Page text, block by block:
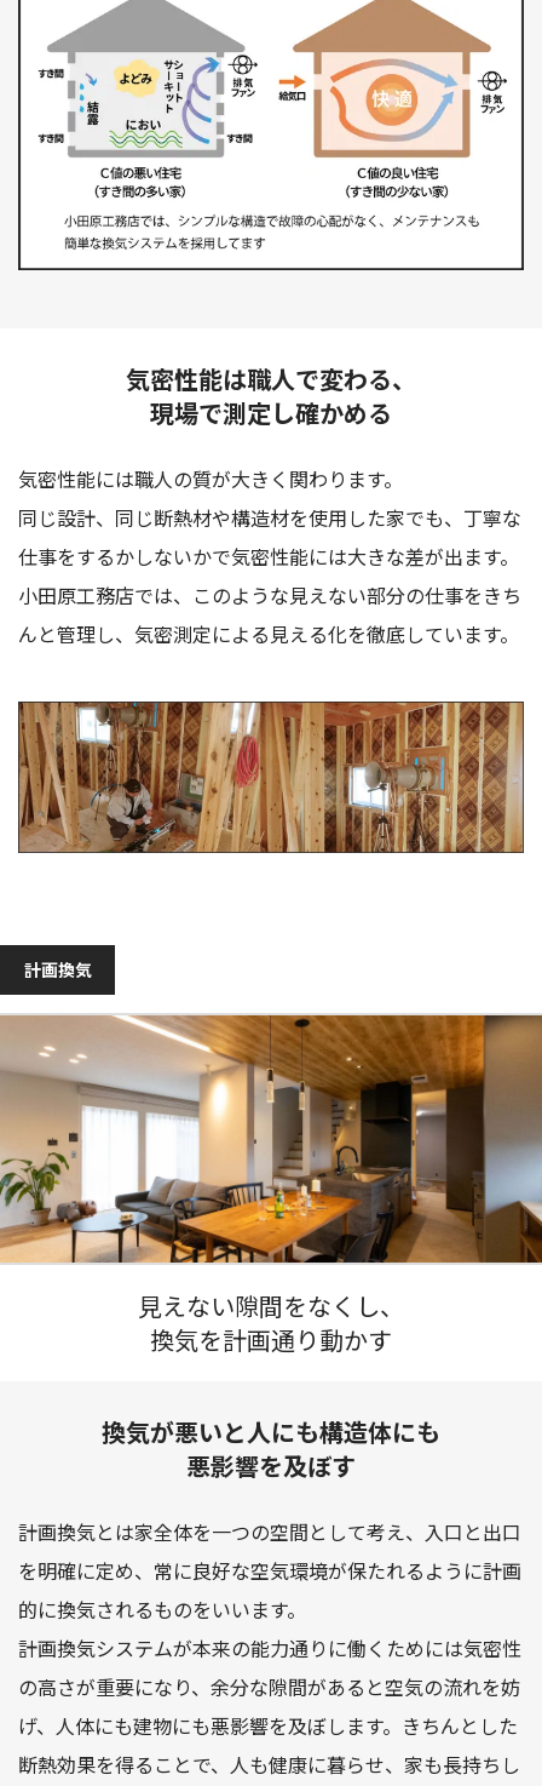
気密性能は職人で変わる、
現場で測定し確かめる
気密性能には職人の質が大きく関わります。
同じ設計、同じ断熱材や構造材を使用した家でも、丁寧な
仕事をするかしないかで気密性能には大きな差が出ます。
小田原工務店では、このような見えない部分の仕事をきち
んと管理し、気密測定による見える化を徹底しています。
計画換気
見えない隙間をなくし、
換気を計画通り動かす
換気が悪いと人にも構造体にも
悪影響を及ぼす
計画換気とは家全体を一つの空間として考え、入口と出口
を明確に定め、 常に良好な空気環境が保たれるように計画
的に換気されるものをいいます。
計画換気システムが本来の能力通りに働くためには気密性
の高さが重要になり、余分な隙間があると空気の流れを妨
げ、人体にも建物にも悪影響を及ぼします。きちんとした
断熱効果を得ることで、人も健康に暮らせ、家も長持ちし